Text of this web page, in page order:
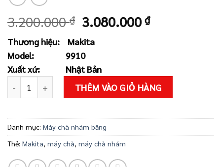
3.200.000₫ Giá
gốc
là:
3.200.000 ₫.
3.080.000₫Giá
3.080.000
Thương hiệu: Makita
Model: 9910
Xuất xứ: Nhật Bản
Máy chà nhám băng Makita 9910 số lượng
THÊM VÀO GIỎ HÀNG
Danh mục: Máy chà nhám băng
Thẻ: Makita, máy chà, máy chà nhám